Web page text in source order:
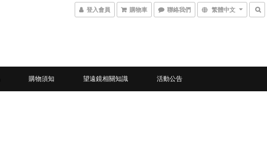
登入會員 購物車 聯絡我們 繁體中文
購物須知 望遠鏡相關知識 活動公告